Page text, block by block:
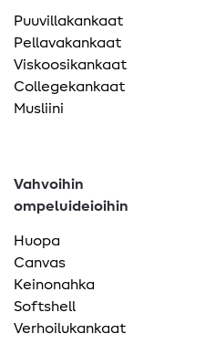
Puuvillakankaat
Pellavakankaat
Viskoosikankaat
Collegekankaat
Musliini
Vahvoihin
ompeluideioihin
Huopa
Canvas
Keinonahka
Softshell
Verhoilukankaat